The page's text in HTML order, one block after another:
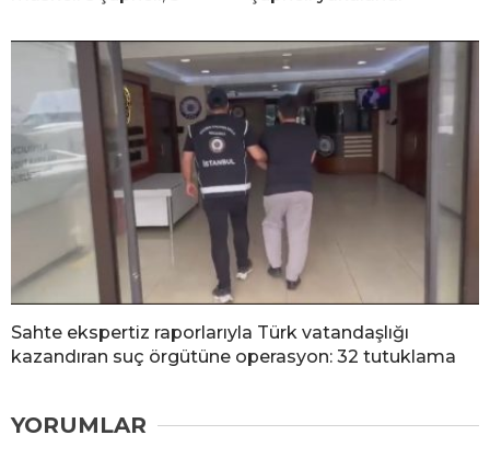
Sahte ekspertiz raporlarıyla Türk vatandaşlığı
kazandıran suç örgütüne operasyon: 32 tutuklama
YORUMLAR